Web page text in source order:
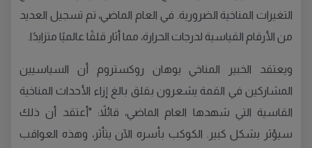
التغيرات المناخية الضرورية. في العام الماضي، تم تسجيل العديد
من الأرقام القياسية لدرجات الحرارة، مما أثار قلقًا عالميًا متزايدًا.
ويعتقد الخبير المناخي يوهان روكستروم أن السياسيين
المشاركين في القمة يشعرون بقلق بالغ إزاء الأحداث المناخية
القاسية التي شهدها العام الماضي، قائلاً: "أعتقد أن ذلك
سيؤثر بشكل كبير. الكوكب بأسره الآن يتأثر، وهذه العواقب